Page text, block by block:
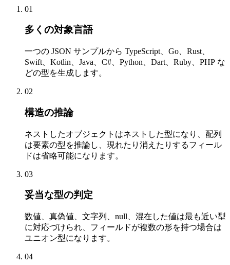
01
多くの対象言語
一つの JSON サンプルから TypeScript、Go、Rust、
Swift、Kotlin、Java、C#、Python、Dart、Ruby、PHP な
どの型を生成します。
02
構造の推論
ネストしたオブジェクトはネストした型になり、配列
は要素の型を推論し、現れたり消えたりするフィール
ドは省略可能になります。
03
妥当な型の判定
数値、真偽値、文字列、null、混在した値は最も近い型
に対応づけられ、フィールドが複数の形を持つ場合は
ユニオン型になります。
04